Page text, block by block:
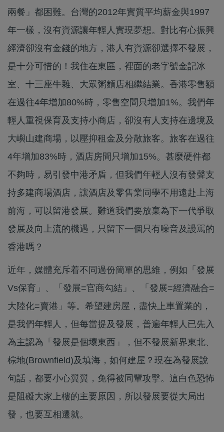
兩餐」都困難。台灣的2012年實質平均薪金與1997
年一樣，沒有資源讓年輕人實現夢想。對比有心振興
經濟卻沒有金錢的地方，港人有資源卻選擇不發展，
是十分可惜的！我住在東區，裡面的老字號金記冰
室、十三座牛雜、大眾粥麵店相繼結業。香港零售額
在過往4年增加80%時，零售空間只增加1%。我們年
輕人重視保育及支持小商店，卻沒有人支持在邊境及
大嶼山建商場，以壓抑租金及分散旅客。旅客在過往
4年增加83%時，酒店房間只增加15%。甚麼硬件都
不夠時，易引發中港矛盾，但我們年輕人沒有發聲支
持多建商場酒店，讓酒店及零售業同學不用遠赴上海
前海，可以留港發展。難道我們要放棄為下一代爭取
發展及向上流的機遇，只留下一個只有噪音及謾駡的
香港嗎？
近年，媒體充斥着不同過份簡單的思維，例如「發展
Vs保育」、「發展=官商勾結」、「發展=經濟融合=
大陸化=賣港」等。希望建房屋，盡快上車置業的，
是我們年輕人，但每當提及發展，普遍年輕人已先入
為主認為「發展是個壞東西」，但不發展新界東北、
棕地(Brownfield)及填海，如何建屋？現在為發展說
句話，都要小心翼翼，免得被同輩攻擊。這白色恐怖
是阻礙大家上樓的主要原因，所以發展要從大局出
發，也要互相遷就。